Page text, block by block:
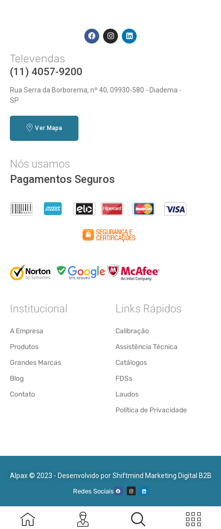
Televendas
(11) 4057-9200
Rua Serra da Borborema, nº 40, 09930-580 - Diadema -
SP
Ver Mapa
Nós usamos
Pagamentos Seguros
Institucional
A Empresa
Produtos
Grandes Marcas
Blog
Contato
Links Rápidos
Calibração
Assistência Técnica
Catálogos
FDSs
Laudos
Política de Privacidade
Alpax © 2023 - Desenvolvido porShiftmind Marketing Digital B2B
Redes Sociais